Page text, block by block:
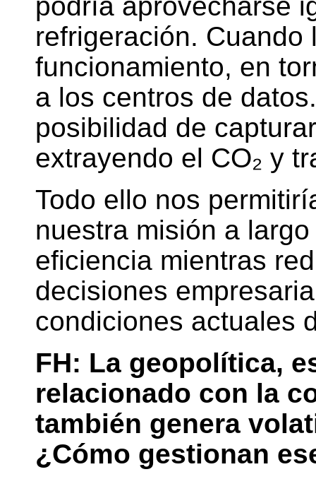
refrigeración.
funcionamiento, en
a los centros de
posibilidad de
extrayendo el CO₂ y
Todo ello nos
nuestra misión a
eficiencia mientras
decisiones
condiciones actuales
FH: La geopolítica,
relacionado con la
también genera
¿Cómo gestionan